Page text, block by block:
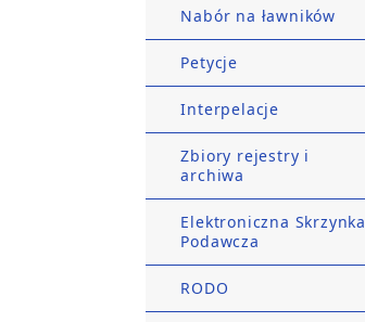
Nabór na ławników
Petycje
Interpelacje
Zbiory rejestry i
archiwa
Elektroniczna Skrzynka
Podawcza
RODO